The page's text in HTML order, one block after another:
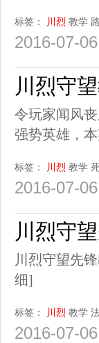
标签： 川烈 教学
2016-07-
川烈守
令玩家闻风
强势英雄，
标签： 川烈 教学
2016-07-
川烈守
川烈守望先
细]
标签： 川烈 教学
2016-07-